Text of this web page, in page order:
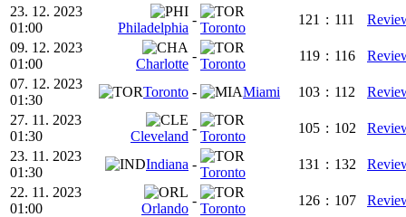
23. 12. 2023
01:00
Philadelphia
-
Toronto
121 : 111
09. 12. 2023
01:00
Charlotte
-
Toronto
119 : 116
07. 12. 2023
01:30
Toronto - Miami 103 : 112
27. 11. 2023
01:30
Cleveland
-
Toronto
105 : 102
23. 11. 2023
01:30
Indiana -
Toronto
131 : 132
22. 11. 2023
01:00
Orlando
-
Toronto
126 : 107